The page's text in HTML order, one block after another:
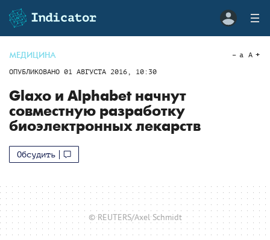
МЕДИЦИНА
ОПУБЛИКОВАНО 01 АВГУСТА 2016, 10:30
a A
Glaxo и Alphabet начнут
совместную разработку
биоэлектронных лекарств
Обсудить
© REUTERS/Axel Schmidt